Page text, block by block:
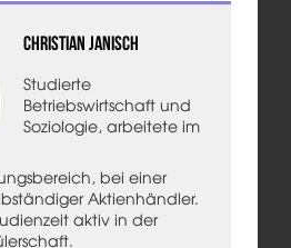
Christian Janisch
Studierte
Betriebswirtschaft und
Soziologie, arbeitete im
bei einer
Aktienhändler.
aktiv in der